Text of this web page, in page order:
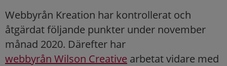
Webbyrån Kreation har kontrollerat och
åtgärdat följande punkter under november
månad 2020. Därefter har
webbyrån Wilson Creative arbetat vidare med